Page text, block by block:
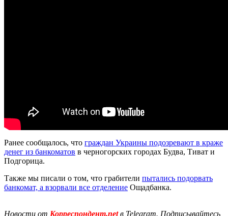
Ранее сообщалось, что граждан Украины подозревают в краже
денег из банкоматов в черногорских городах Будва, Тиват и
Подгорица.
Также мы писали о том, что грабители пытались подорвать
банкомат, а взорвали все отделение Ощадбанка.
Новости от Корреспондент.netв Telegram. Подписывайтесь